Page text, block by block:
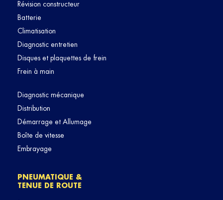
Révision constructeur
Batterie
Climatisation
Diagnostic entretien
Disques et plaquettes de frein
Frein à main
Diagnostic mécanique
Distribution
Démarrage et Allumage
Boîte de vitesse
Embrayage
PNEUMATIQUE &
TENUE DE ROUTE